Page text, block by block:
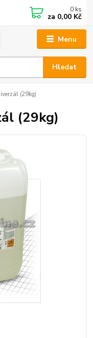
Menu
Hledat
0 ks
za 0,00 Kč
(29kg)
(29kg)